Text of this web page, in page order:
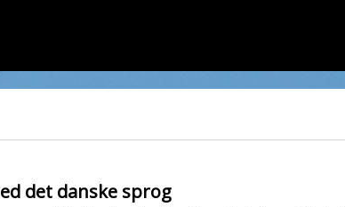
det danske sprog